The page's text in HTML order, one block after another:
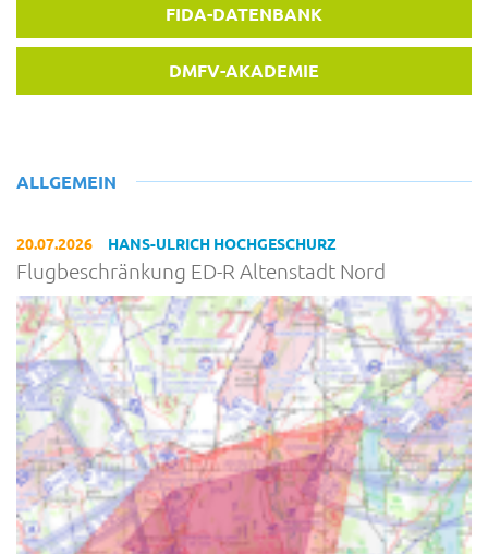
FIDA-DATENBANK
DMFV-AKADEMIE
ALLGEMEIN
20.07.2026 HANS-ULRICH HOCHGESCHURZ
Flugbeschränkung ED-R Altenstadt Nord